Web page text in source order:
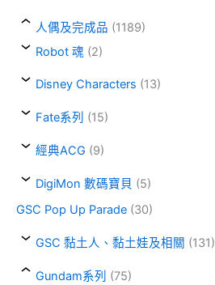
人偶及完成品 (1189)
Robot 魂 (2)
Disney Characters (13)
Fate系列 (15)
經典ACG (9)
DigiMon 數碼寶貝 (5)
GSC Pop Up Parade (30)
GSC 黏土人、黏土娃及相關 (131)
Gundam系列 (75)